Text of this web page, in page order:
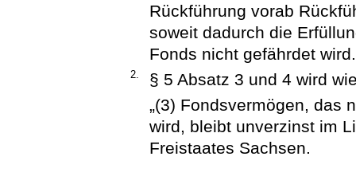
Rückführung vorab
soweit dadurch die
Fonds nicht gefährdet
2.
§ 5 Absatz 3 und 4 wird
„(3) Fondsvermögen, das
wird, bleibt unverzinst im
Freistaates Sachsen.